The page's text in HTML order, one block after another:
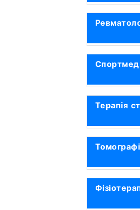
Спортмед
Терапія